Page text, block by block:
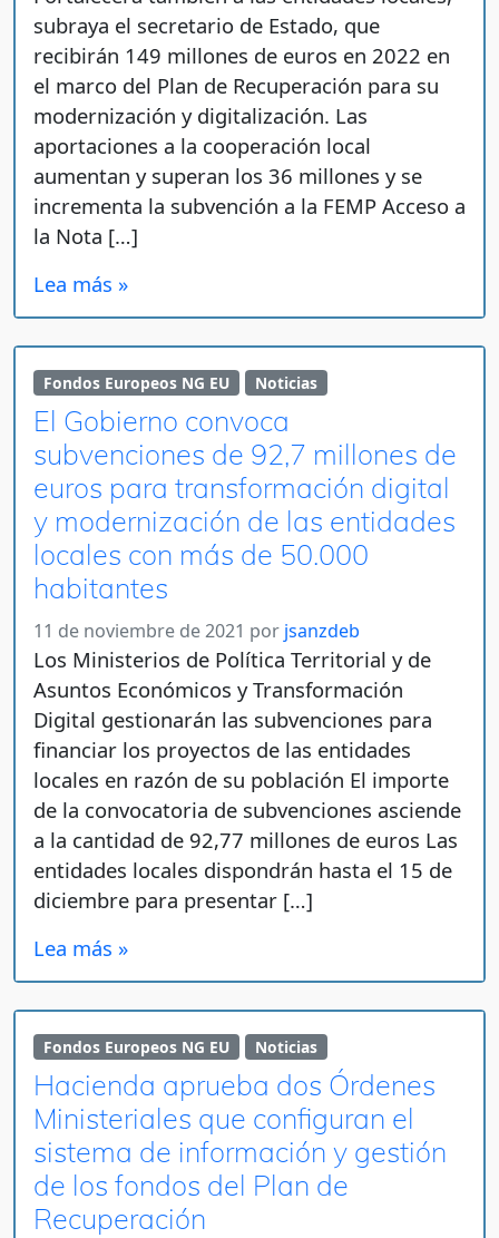
subraya el secretario de Estado, que
recibirán 149 millones de euros en 2022 en
el marco del Plan de Recuperación para su
modernización y digitalización. Las
aportaciones a la cooperación local
aumentan y superan los 36 millones y se
incrementa la subvención a la FEMP Acceso a
la Nota […]
Lea más »
Fondos Europeos NG EU Noticias
El Gobierno convoca
subvenciones de 92,7 millones de
euros para transformación digital
y modernización de las entidades
locales con más de 50.000
habitantes
11 de noviembre de 2021 por jsanzdeb
Los Ministerios de Política Territorial y de
Asuntos Económicos y Transformación
Digital gestionarán las subvenciones para
financiar los proyectos de las entidades
locales en razón de su población El importe
de la convocatoria de subvenciones asciende
a la cantidad de 92,77 millones de euros Las
entidades locales dispondrán hasta el 15 de
diciembre para presentar […]
Lea más »
Fondos Europeos NG EU Noticias
Hacienda aprueba dos Órdenes
Ministeriales que configuran el
sistema de información y gestión
de los fondos del Plan de
Recuperación